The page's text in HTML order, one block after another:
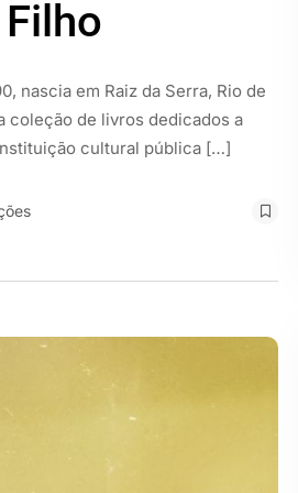
nascia em Raiz da Serra, Rio de
coleção de livros dedicados a
cultural pública […]